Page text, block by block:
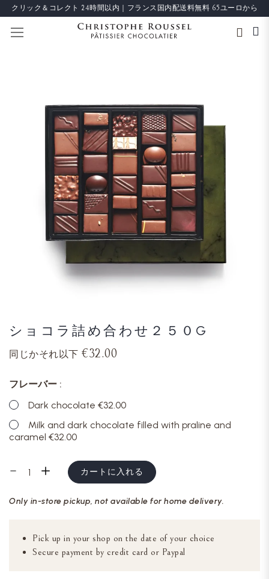
クリック＆コレクト 24時間以内｜フランス国内配送料無料 65ユーロから
ショコラ詰め合わせ２５０G
同じかそれ以下 €32.00
フレーバー
Dark chocolate €32.00
Milk and dark chocolate filled with praline and
caramel €32.00
カートに入れる
Only in-store pickup, not available for home delivery.
Pick up in your shop on the date of your choice
Secure payment by credit card or Paypal